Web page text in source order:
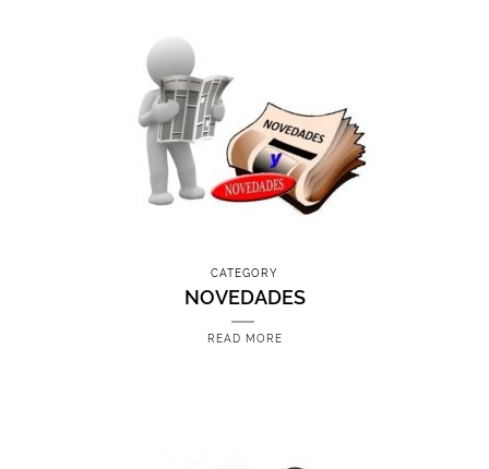
CATEGORY
NOVEDADES
READ MORE